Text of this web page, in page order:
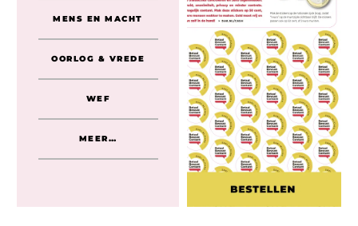
MENS EN MACHT
OORLOG & VREDE
WEF
MEER…